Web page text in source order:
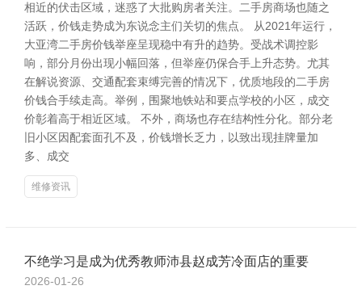
相近的伏击区域，迷惑了大批购房者关注。二手房商场也随之
活跃，价钱走势成为东说念主们关切的焦点。 从2021年运行，
大亚湾二手房价钱举座呈现稳中有升的趋势。受战术调控影
响，部分月份出现小幅回落，但举座仍保合手上升态势。尤其
在解说资源、交通配套束缚完善的情况下，优质地段的二手房
价钱合手续走高。举例，围聚地铁站和要点学校的小区，成交
价彰着高于相近区域。 不外，商场也存在结构性分化。部分老
旧小区因配套面孔不及，价钱增长乏力，以致出现挂牌量加
多、成交
维修资讯
不绝学习是成为优秀教师沛县赵成芳冷面店的重要
2026-01-26